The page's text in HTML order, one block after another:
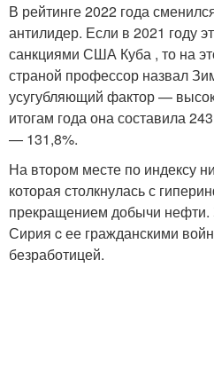
В рейтинге 2022 года
антилидер. Если в 2021 году
санкциями США Куба , то на
страной профессор назвал
усугубляющий фактор —
итогам года она составила
— 131,8%.
На втором месте по индексу
которая столкнулась с
прекращением добычи нефти.
Сирия c ее гражданскими
безработицей.